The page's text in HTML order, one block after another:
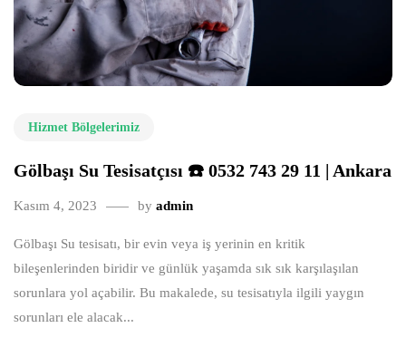
Hizmet Bölgelerimiz
Gölbaşı Su Tesisatçısı ☎️ 0532 743 29 11 | Ankara
Kasım 4, 2023 by admin
Gölbaşı Su tesisatı, bir evin veya iş yerinin en kritik
bileşenlerinden biridir ve günlük yaşamda sık sık karşılaşılan
sorunlara yol açabilir. Bu makalede, su tesisatıyla ilgili yaygın
sorunları ele alacak...